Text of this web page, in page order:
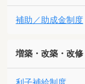
補助／助成金制度
増築・改築・改修